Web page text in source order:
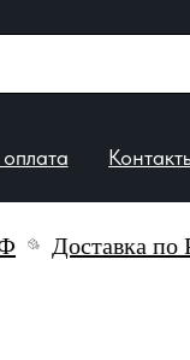
Доставка по РФ